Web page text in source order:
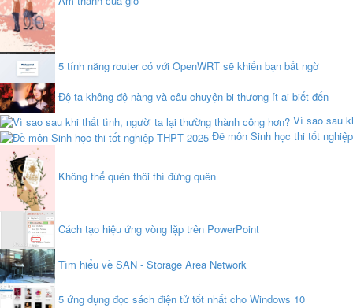
5 tính năng router có với OpenWRT sẽ khiến bạn bất ngờ
Độ ta không độ nàng và câu chuyện bi thương ít ai biết đến
Vì sao sau
Đề môn Sinh học thi tốt
Không thể quên thôi thì đừng quên
Cách tạo hiệu ứng vòng lặp trên PowerPoint
Tìm hiểu về SAN - Storage Area Network
5 ứng dụng đọc sách điện tử tốt nhất cho Windows 10